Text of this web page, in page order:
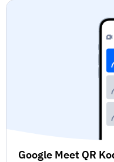
Google Meet QR